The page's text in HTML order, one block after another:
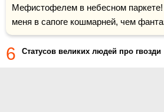
Мефистофелем в небесном
меня в сапоге кошмарней, чем
6 Статусов великих людей про гвозди